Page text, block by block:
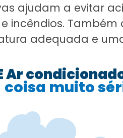
ajudam a evitar
incêndios.
adequada e
Ar
coisa muito